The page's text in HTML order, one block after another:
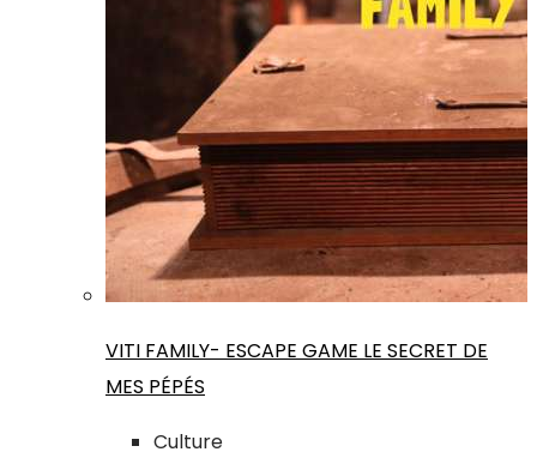
VITI FAMILY- ESCAPE GAME LE SECRET DE
MES PÉPÉS
Culture